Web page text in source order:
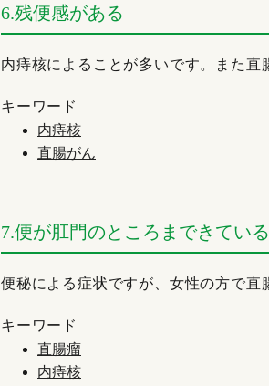
6.残便感がある
内痔核によることが多いです。また直
キーワード
内痔核
直腸がん
7.便が肛門のところまできてい
便秘による症状ですが、女性の方で直
キーワード
直腸瘤
内痔核